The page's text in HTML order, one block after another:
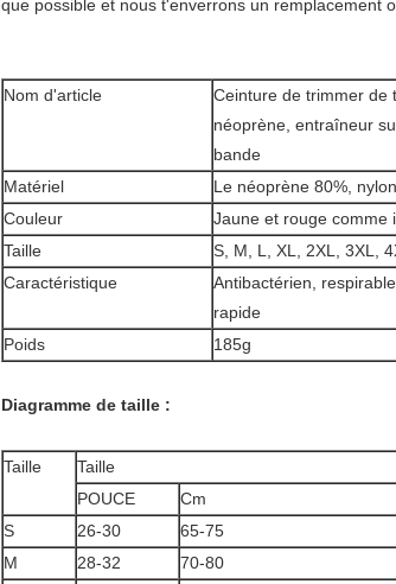
que possible et nous t'enverrons un remplacement
Nom d'article
Ceinture de trimmer de
néoprène, entraîneur
bande
Matériel
Le néoprène 80%,
Couleur
Jaune et rouge comme
Taille
S, M, L, XL, 2XL, 3XL,
Caractéristique
Antibactérien,
rapide
Poids
185g
Diagramme de taille :
Taille
Taille
POUCE
Cm
S
26-30
65-75
M
28-32
70-80